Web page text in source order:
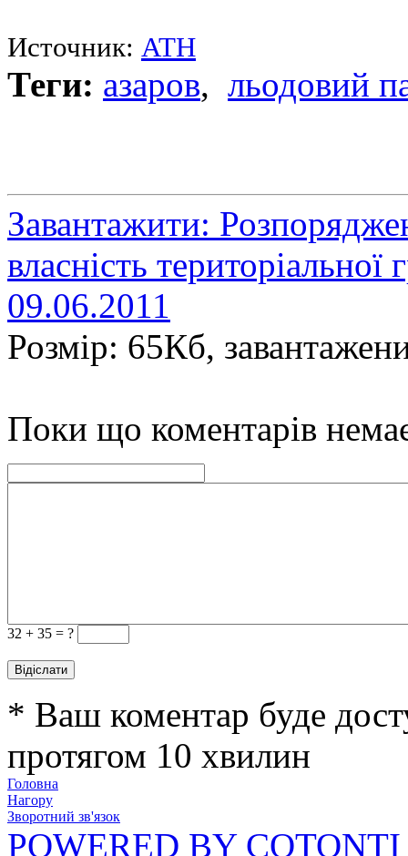
Источник: АТН
Теги: азаров, льодовий
Завантажити:
власність
09.06.2011
Розмір: 65Кб,
Поки що коментарів
32 + 35 = ?
* Ваш коментар буде
протягом 10 хвилин
Головна
Нагору
Зворотний зв'язок
POWERED BY COTONTI